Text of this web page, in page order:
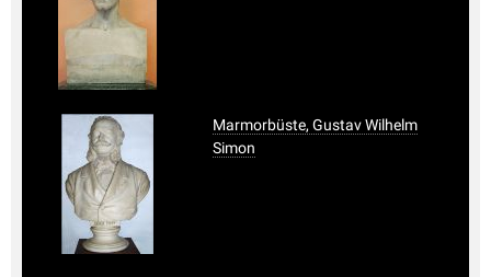
Marmorbüste, Gustav Wilhelm
Simon